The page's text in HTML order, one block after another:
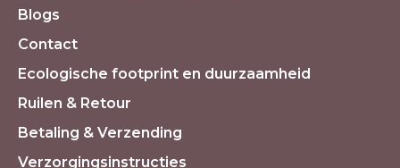
Blogs
Contact
Ecologische footprint en duurzaamheid
Ruilen & Retour
Betaling & Verzending
Verzorgingsinstructies